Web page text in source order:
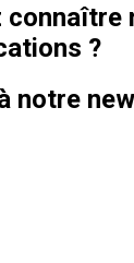
connaître
?
notre